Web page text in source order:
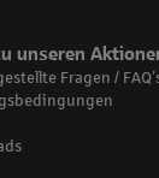
unseren
Fragen /